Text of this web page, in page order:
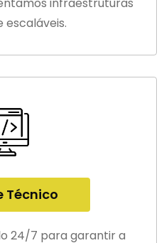
infraestruturas
escaláveis.
Técnico
24/7 para garantir a